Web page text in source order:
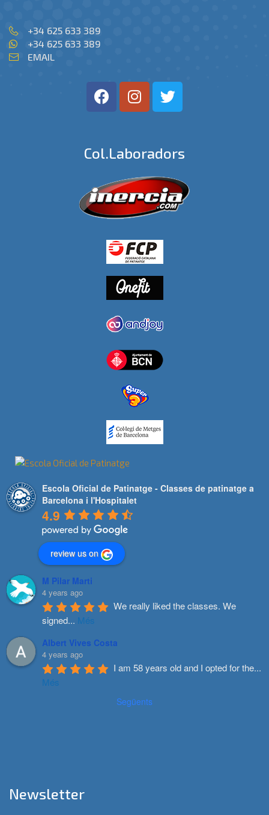
+34 625 633 389
+34 625 633 389
EMAIL
Col.laboradors
Escola Oficial de Patinatge - Classes de patinatge a
Barcelona i l'Hospitalet
4.9
review us on
M Pilar Marti
4 years ago
We really liked the classes. We
signed... Més
Albert Vives Costa
4 years ago
I am 58 years old and I opted for the...
Més
Següents
Newsletter